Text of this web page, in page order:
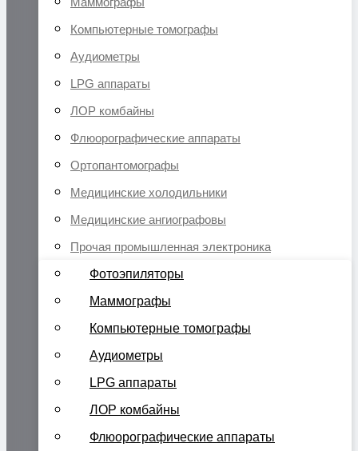
Компьютерные томографы
Аудиометры
LPG аппараты
ЛОР комбайны
Флюорографические аппараты
Ортопантомографы
Медицинские холодильники
Медицинские ангиографовы
Прочая промышленная электроника
Фотоэпиляторы
Маммографы
Компьютерные томографы
Аудиометры
LPG аппараты
ЛОР комбайны
Флюорографические аппараты